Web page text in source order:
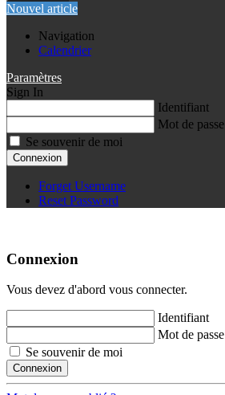
Nouvel article
Navigation
Calendrier
Paramètres
Sign In
Identifiant
Mot de passe
Se souvenir de moi
Connexion
Forget Username
Reset Password
Connexion
Vous devez d'abord vous connecter.
Identifiant
Mot de passe
Se souvenir de moi
Connexion